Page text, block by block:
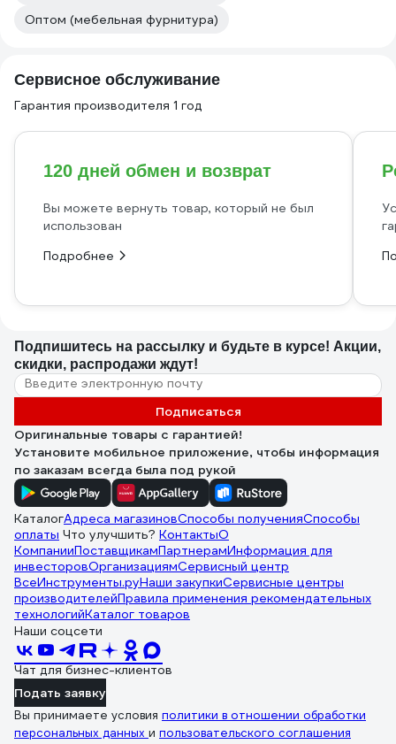
Оптом (мебельная фурнитура)
Сервисное обслуживание
Гарантия производителя 1 год
120 дней обмен и возврат
Вы можете вернуть товар, который не был
использован
Подробнее
Подпишитесь на рассылку и будьте в курсе! Акции,
скидки, распродажи ждут!
Подписаться
Оригинальные товары с гарантией!
Установите мобильное приложение, чтобы информация
по заказам всегда была под рукой
КаталогАдреса магазиновСпособы полученияСпособы
оплаты Что улучшить? КонтактыО
КомпанииПоставщикамПартнерамИнформация для
инвесторовОрганизациямСервисный центр
ВсеИнструменты.руНаши закупкиСервисные центры
производителейПравила применения рекомендательных
технологийКаталог товаров
Наши соцсети
Чат для бизнес-клиентов
Подать заявку
Вы принимаете условия политики в отношении обработки
персональных данных и пользовательского соглашения